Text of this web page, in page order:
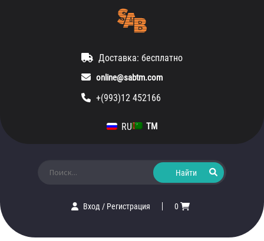
Доставка: бесплатно
online@sabtm.com
+(993)12 452166
RU TM
Вход/ Регистрация 0